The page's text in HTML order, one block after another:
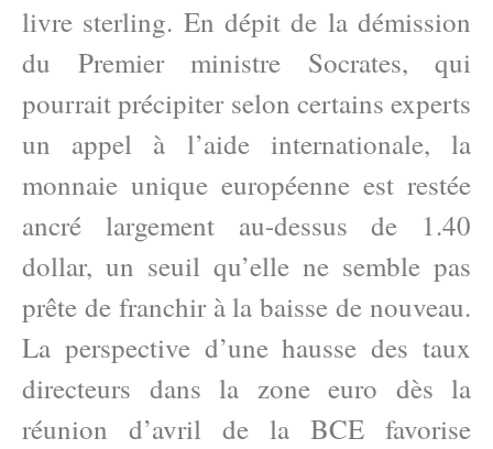
livre sterling. En dépit de la démission
du Premier ministre Socrates, qui
pourrait précipiter selon certains experts
un appel à l’aide internationale, la
monnaie unique européenne est restée
ancré largement au-dessus de 1.40
dollar, un seuil qu’elle ne semble pas
prête de franchir à la baisse de nouveau.
La perspective d’une hausse des taux
directeurs dans la zone euro dès la
réunion d’avril de la BCE favorise